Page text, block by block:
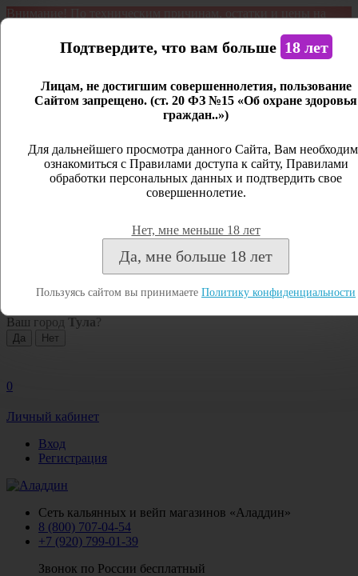
Внимание! По техническим причинам, остатки и цены на
является демонстрационным. Дистанционная продажа не
Открыть сайдбар
Личный кабинет
Закрыть
Посмотреть все результаты
Ваш город Тула ?
0
Личный кабинет
Вход
Регистрация
Сеть кальянных и вейп магазинов «Аладдин»
8 (800) 707-04-54
+7 (920) 799-01-39
Звонок по России бесплатный
Подтвердите, что вам больше 18 лет
Лицам, не достигшим совершеннолетия, пользование
Сайтом запрещено. (ст. 20 ФЗ №15 «Об охране здоровья
граждан..»)
Для дальнейшего просмотра данного Сайта, Вам
ознакомиться с Правилами доступа к сайту, Правилами
обработки персональных данных и подтвердить свое
совершеннолетие.
Нет, мне меньше 18 лет
Да, мне больше 18 лет
Пользуясь сайтом вы принимаете Политику конфиденциальности